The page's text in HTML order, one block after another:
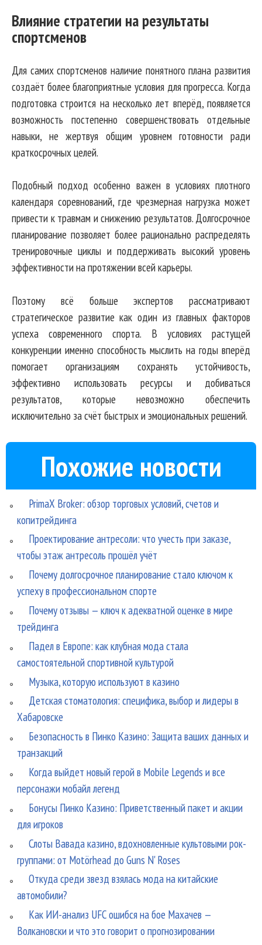
Влияние стратегии на результаты
спортсменов
Для самих спортсменов наличие понятного плана развития
создаёт более благоприятные условия для прогресса. Когда
подготовка строится на несколько лет вперёд, появляется
возможность постепенно совершенствовать отдельные
навыки, не жертвуя общим уровнем готовности ради
краткосрочных целей.
Подобный подход особенно важен в условиях плотного
календаря соревнований, где чрезмерная нагрузка может
привести к травмам и снижению результатов. Долгосрочное
планирование позволяет более рационально распределять
тренировочные циклы и поддерживать высокий уровень
эффективности на протяжении всей карьеры.
Поэтому всё больше экспертов рассматривают
стратегическое развитие как один из главных факторов
успеха современного спорта. В условиях растущей
конкуренции именно способность мыслить на годы вперёд
помогает организациям сохранять устойчивость,
эффективно использовать ресурсы и добиваться
результатов, которые невозможно обеспечить
исключительно за счёт быстрых и эмоциональных решений.
Похожие новости
PrimaX Broker: обзор торговых условий, счетов и
копитрейдинга
Проектирование антресоли: что учесть при заказе,
чтобы этаж антресоль прошёл учёт
Почему долгосрочное планирование стало ключом к
успеху в профессиональном спорте
Почему отзывы — ключ к адекватной оценке в мире
трейдинга
Падел в Европе: как клубная мода стала
самостоятельной спортивной культурой
Музыка, которую используют в казино
Детская стоматология: специфика, выбор и лидеры в
Хабаровске
Безопасность в Пинко Казино: Защита ваших данных и
транзакций
Когда выйдет новый герой в Mobile Legends и все
персонажи мобайл легенд
Бонусы Пинко Казино: Приветственный пакет и акции
для игроков
Слоты Вавада казино, вдохновленные культовыми рок-
группами: от Motörhead до Guns N' Roses
Откуда среди звезд взялась мода на китайские
автомобили?
Как ИИ-анализ UFC ошибся на бое Махачев —
Волкановски и что это говорит о прогнозировании